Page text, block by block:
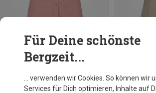
Du sparst 72%
Für Deine schönste
Bergzeit...
… verwenden wir Cookies. So können wir
Services für Dich optimieren, Inhalte auf